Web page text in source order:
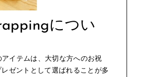
につい
イテムは、大切な方へのお祝
ゼントとして選ばれることが多